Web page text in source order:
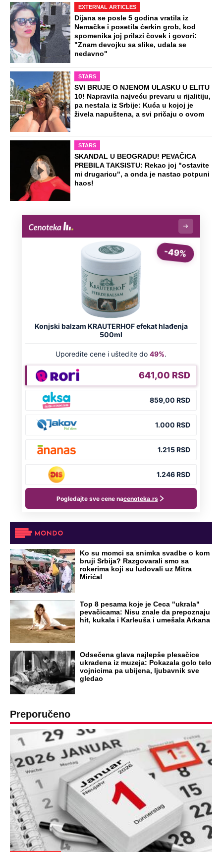
EXTERNAL ARTICLES
Dijana se posle 5 godina vratila iz
Nemačke i posetila ćerkin grob, kod
spomenika joj prilazi čovek i govori:
"Znam devojku sa slike, udala se
nedavno"
STARS
SVI BRUJE O NJENOM ULASKU U ELITU
10! Napravila najveću prevaru u rijalitiju,
pa nestala iz Srbije: Kuća u kojoj je
živela napuštena, a svi pričaju o ovom
STARS
SKANDAL U BEOGRADU! PEVAČICA
PREBILA TAKSISTU: Rekao joj "ostavite
mi drugaricu", a onda je nastao potpuni
haos!
Ko su momci sa snimka svadbe o kom
bruji Srbija? Razgovarali smo sa
rokerima koji su ludovali uz Mitra
Mirića!
Top 8 pesama koje je Ceca "ukrala"
pevačicama: Nisu znale da prepoznaju
hit, kukala i Karleuša i umešala Arkana
Odsečena glava najlepše plesačice
ukradena iz muzeja: Pokazala golo telo
vojnicima pa ubijena, ljubavnik sve
gledao
Preporučeno